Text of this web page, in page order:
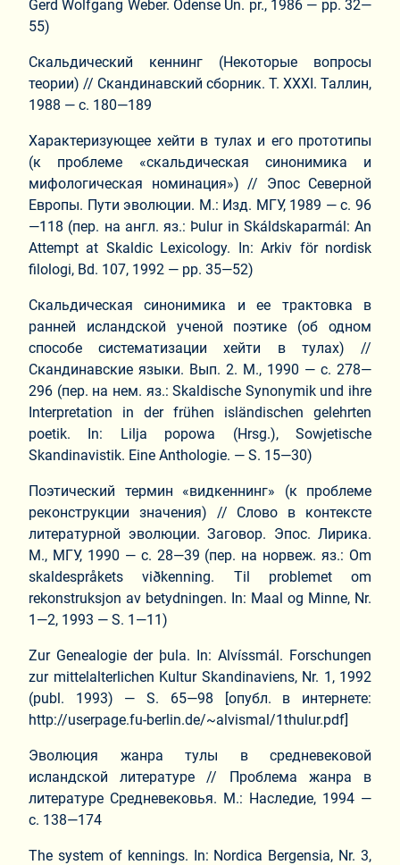
Gerd Wolfgang Weber. Odense Un. pr., 1986 — pp. 32—
55)
Скальдический кеннинг (Некоторые вопросы
теории) // Скандинавский сборник. Т. ХХХI. Таллин,
1988 — с. 180—189
Характеризующее хейти в тулах и его прототипы
(к проблеме «скальдическая синонимика и
мифологическая номинация») // Эпос Северной
Европы. Пути эволюции. М.: Изд. МГУ, 1989 — с. 96
—118 (пер. на англ. яз.: Þulur in Skáldskaparmál: An
Attempt at Skaldic Lexicology. In: Arkiv för nordisk
filologi, Bd. 107, 1992 — pp. 35—52)
Скальдическая синонимика и ее трактовка в
ранней исландской ученой поэтике (об одном
способе систематизации хейти в тулах) //
Скандинавские языки. Вып. 2. М., 1990 — с. 278—
296 (пер. на нем. яз.: Skaldische Synonymik und ihre
Interpretation in der frühen isländischen gelehrten
poetik. In: Lilja popowa (Hrsg.), Sowjetische
Skandinavistik. Eine Anthologie. — S. 15—30)
Поэтический термин «видкеннинг» (к проблеме
реконструкции значения) // Слово в контексте
литературной эволюции. Заговор. Эпос. Лирика.
М., МГУ, 1990 — с. 28—39 (пер. на норвеж. яз.: Om
skaldespråkets viðkenning. Til problemet om
rekonstruksjon av betydningen. In: Maal og Minne, Nr.
1—2, 1993 — S. 1—11)
Zur Genealogie der þula. In: Alvíssmál. Forschungen
zur mittelalterlichen Kultur Skandinaviens, Nr. 1, 1992
(publ. 1993) — S. 65—98 [опубл. в интернете:
http://userpage.fu-berlin.de/~alvismal/1thulur.pdf]
Эволюция жанра тулы в средневековой
исландской литературе // Проблема жанра в
литературе Средневековья. М.: Наследие, 1994 —
с. 138—174
The system of kennings. In: Nordica Bergensia, Nr. 3,